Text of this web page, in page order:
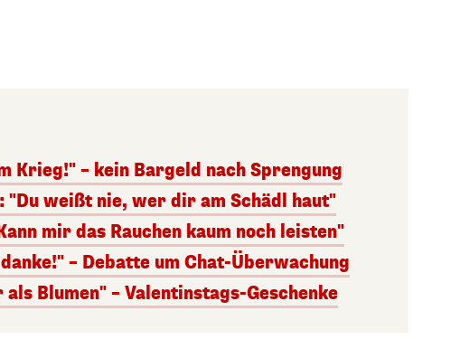
Krieg!" – kein Bargeld nach Sprengung
"Du weißt nie, wer dir am Schädl haut"
mir das Rauchen kaum noch leisten"
– Debatte um Chat-Überwachung
Blumen" – Valentinstags-Geschenke